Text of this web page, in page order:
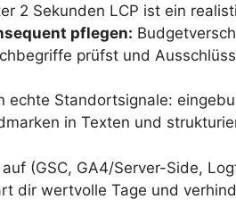
2 Sekunden LCP ist ein
pflegen:
prüfst und
echte Standortsignale:
in Texten und
(GSC, GA4/Server-Side,
dir wertvolle Tage und